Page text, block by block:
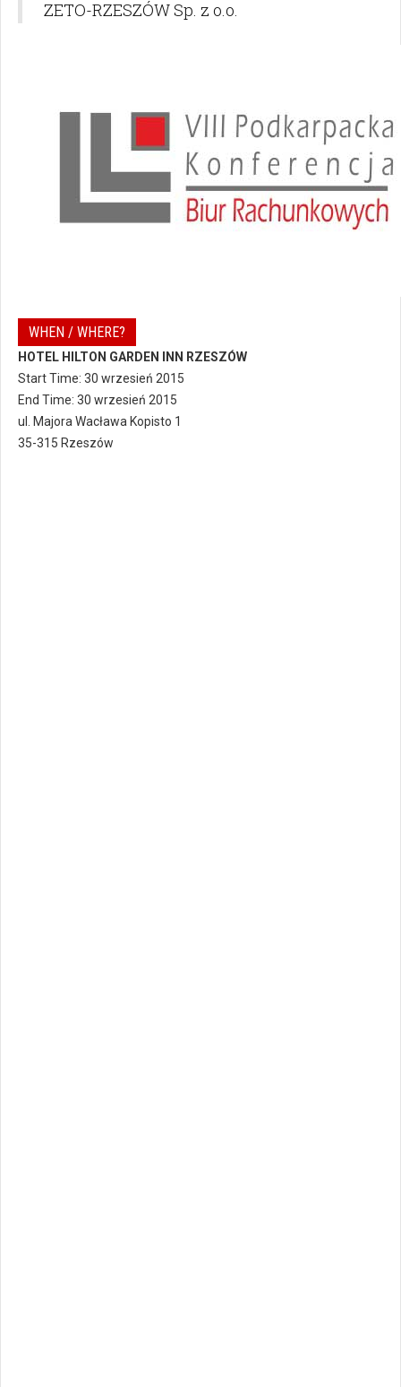
ZETO-RZESZÓW Sp. z o.o.
WHEN / WHERE?
HOTEL HILTON GARDEN INN RZESZÓW
Start Time: 30 wrzesień 2015
End Time: 30 wrzesień 2015
ul. Majora Wacława Kopisto 1
35-315 Rzeszów